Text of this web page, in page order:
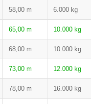
58,00 m 6.000 kg
65,00 m 10.000 kg
68,00 m 10.000 kg
73,00 m 12.000 kg
78,00 m 16.000 kg